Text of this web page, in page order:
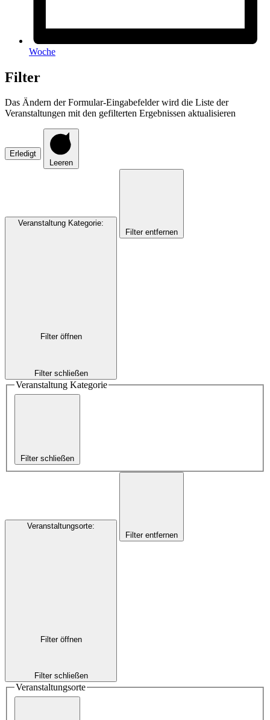
Woche
Filter
Das Ändern der Formular-Eingabefelder wird die Liste der
Veranstaltungen mit den gefilterten Ergebnissen aktualisieren
Erledigt
Leeren
Veranstaltung Kategorie:
Filter öffnen
Filter schließen
Filter entfernen
Veranstaltung Kategorie
Filter schließen
Veranstaltungsorte:
Filter öffnen
Filter schließen
Filter entfernen
Veranstaltungsorte